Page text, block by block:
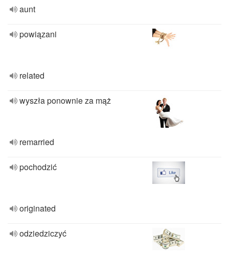
aunt
powiązani
related
wyszła ponownie za mąż
remarried
pochodzić
originated
odziedziczyć